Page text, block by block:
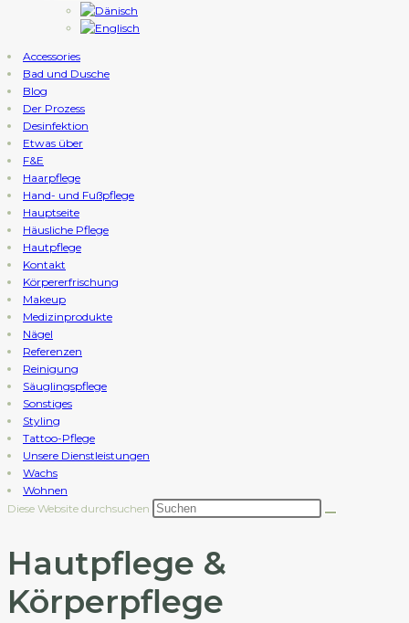
Accessories
Bad und Dusche
Blog
Der Prozess
Desinfektion
Etwas über
F&E
Haarpflege
Hand- und Fußpflege
Hauptseite
Häusliche Pflege
Hautpflege
Kontakt
Körpererfrischung
Makeup
Medizinprodukte
Nägel
Referenzen
Reinigung
Säuglingspflege
Sonstiges
Styling
Tattoo-Pflege
Unsere Dienstleistungen
Wachs
Wohnen
Diese Website durchsuchen
Hautpflege &
Körperpflege